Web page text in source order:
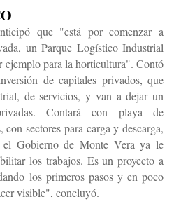
que "está por comenzar a
un Parque Logístico Industrial
ejemplo para la horticultura". Contó
de capitales privados, que
de servicios, y van a dejar un
Contará con playa de
sectores para carga y descarga,
el Gobierno de Monte Vera ya le
los trabajos. Es un proyecto a
los primeros pasos y en poco
visible", concluyó.